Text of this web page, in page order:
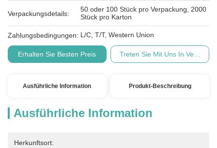
Verpackungsdetails:
50 oder 100 Stück pro Verpackung, 2000
Stück pro Karton
Zahlungsbedingungen: L/C, T/T, Western Union
Erhalten Sie Besten Preis Treten Sie Mit Uns In
Ausführliche Information Produkt-Beschreibung
Ausführliche Information
Herkunftsort: